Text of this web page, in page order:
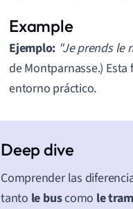
Ejemplo: "Je prends le
de Montparnasse.)
entorno práctico.
Comprender las
tanto le buscomo le